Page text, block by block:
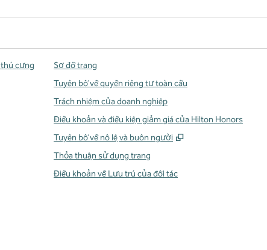
cưng
Sơ đồ trang
Tuyên bố về quyền riêng tư toàn cầu
Trách nhiệm của doanh nghiệp
Điều khoản và điều kiện giảm giá của Hilton Honors
Tuyên bố về nô lệ và buôn người
,
Thỏa thuận sử dụng trang
Điều khoản về Lưu trú của đối tác